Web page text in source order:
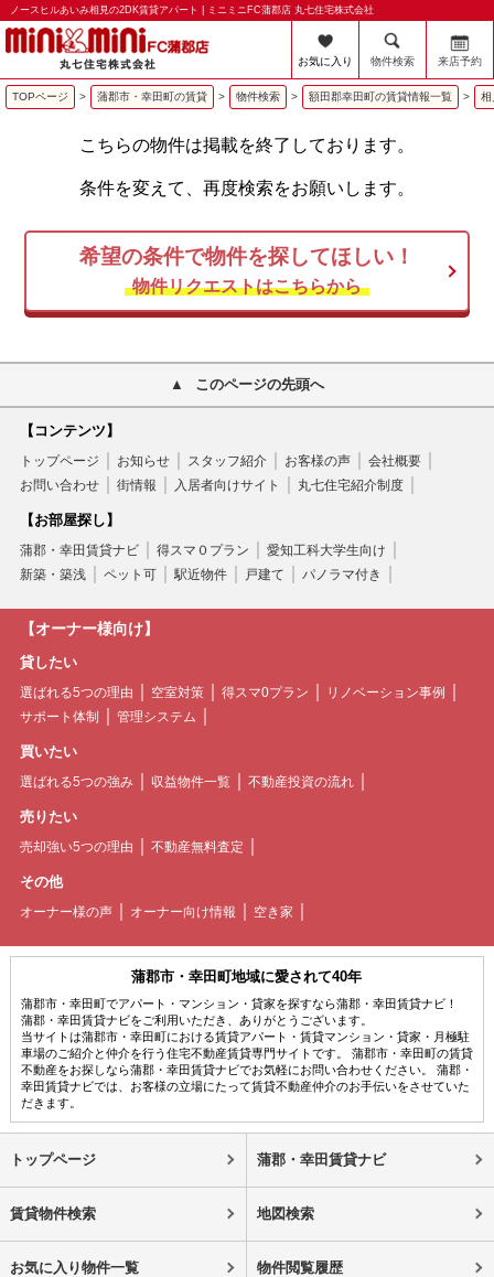
ノースヒルあいみ相見の2DK賃貸アパート | ミニミニFC蒲郡店 丸七住宅株式会社
お気に入り 物件検索 来店予約
TOPページ > 蒲郡市・幸田町の賃貸 > 物件検索 > 額田郡幸田町の賃貸情報一覧 > 相
こちらの物件は掲載を終了しております。
条件を変えて、再度検索をお願いします。
希望の条件で物件を探してほしい！
物件リクエストはこちらから
このページの先頭へ
【コンテンツ】
トップページ お知らせ スタッフ紹介 お客様の声
会社概要
お問い合わせ
街情報 入居者向けサイト 丸七住宅紹介制度
【お部屋探し】
蒲郡・幸田賃貸ナビ 得スマ０プラン
愛知工科大学生向け
新築・築浅
ペット可 駅近物件 戸建て パノラマ付き
【オーナー様向け】
貸したい
選ばれる5つの理由 空室対策 得スマ0プラン
リノベーション事例
サポート体制
管理システム
買いたい
選ばれる5つの強み 収益物件一覧 不動産投資の流れ
売りたい
売却強い5つの理由 不動産無料査定
その他
オーナー様の声 オーナー向け情報 空き家
蒲郡市・幸田町地域に愛されて40年
蒲郡市・幸田町でアパート・マンション・貸家を探すなら蒲郡・幸田賃貸ナビ！
蒲郡・幸田賃貸ナビをご利用いただき、ありがとうございます。
当サイトは蒲郡市・幸田町における賃貸アパート・賃貸マンション・貸家・月極駐
車場のご紹介と仲介を行う住宅不動産賃貸専門サイトです。 蒲郡市・幸田町の賃貸
不動産をお探しなら蒲郡・幸田賃貸ナビでお気軽にお問い合わせください。 蒲郡・
幸田賃貸ナビでは、お客様の立場にたって賃貸不動産仲介のお手伝いをさせていた
だきます。
トップページ 蒲郡・幸田賃貸ナビ
賃貸物件検索 地図検索
お気に入り物件一覧 物件閲覧履歴